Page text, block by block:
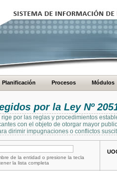
Planificación Procesos Módulos
por la Ley Nº
por las reglas y procedimientos
con el objeto de otorgar mayor
dirimir impugnaciones o conflictos
de la entidad o presione la tecla
la lista completa